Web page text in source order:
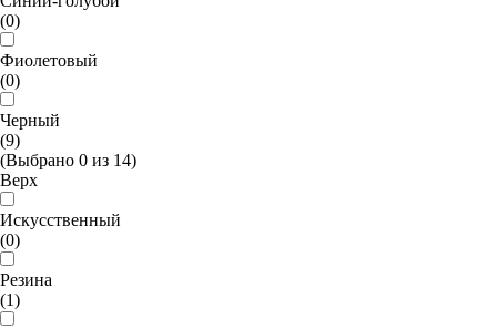
(0)
Фиолетовый
(0)
Черный
(9)
(Выбрано 0 из 14)
Верх
Искусственный
(0)
Резина
(1)